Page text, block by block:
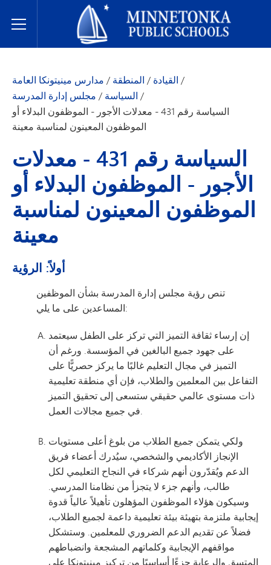
Toggle Menu
مدارس مينيتونكا العامة
مدارس مينيتونكا العامة / المنطقة / القيادة /
مجلس إدارة المدرسة / السياسة /
السياسة رقم 431 - معدلات الأجور - الموظفون البدلاء أو
الموظفون المعينون لمناسبة معينة
السياسة رقم 431 - معدلات
الأجور - الموظفون البدلاء أو
الموظفون المعينون لمناسبة
معينة
أولاً: الرؤية
تنص رؤية مجلس إدارة المدرسة بشأن الموظفين
المساعدين على ما يلي:
إن إرساء ثقافة التميز التي تركز على الطفل سيعتمد
على جهود جميع البالغين في المؤسسة. ورغم أن
التميز في مجال التعليم غالبًا ما يركز حصريًّا على
التفاعل بين المعلمين والطلاب، فإن أي منطقة تعليمية
ذات مستوى عالمي حقيقي ستسعى إلى تحقيق التميز
في جميع مجالات العمل.
ولكي يتمكن جميع الطلاب من بلوغ أعلى مستويات
الإنجاز الأكاديمي والشخصي، سيُدرك أعضاء فريق
الدعم ويُقدّرون أنهم شركاء في النجاح التعليمي لكل
طالب، وأنهم جزء لا يتجزأ من نظامنا المدرسي.
وسيكون هؤلاء الموظفون المؤهلون تأهيلاً عالياً قدوة
إيجابية ملتزمة بتهيئة بيئة تعليمية داعمة لجميع الطلاب،
فضلاً عن تقديم الدعم الضروري للمعلمين. وستشكل
مواقفهم الإيجابية وكلماتهم المشجعة وانضباطهم
المتسق والرعاية جزءًا أساسيًا من تركيز مينيتونكا على